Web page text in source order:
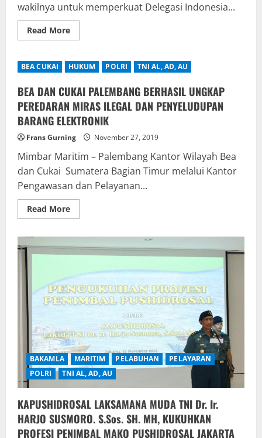
wakilnya untuk memperkuat Delegasi Indonesia...
Read MoreRead
more
PERKUAT
DELEGASI
DALAM
SIDANG
MAJELIS
IMO
KE-
31
DI
LONDON
BEA CUKAI HUKUM POLRI TNI AL, AD, AU
BEA DAN CUKAI PALEMBANG BERHASIL UNGKAP
PEREDARAN MIRAS ILEGAL DAN PENYELUDUPAN
BARANG ELEKTRONIK
Frans Gurning November 27, 2019
Mimbar Maritim – Palembang Kantor Wilayah Bea
dan Cukai Sumatera Bagian Timur melalui Kantor
Pengawasan dan Pelayanan...
Read MoreRead
more
CUKAI
PALEMBANG
UNGKAP
PEREDARAN
MIRAS
ILEGAL
DAN
PENYELUDUPAN
BARANG
ELEKTRONIK
BAKAMLA MARITIM PELABUHAN
PELAYARAN
POLRI
TNI AL, AD, AU
KAPUSHIDROSAL LAKSAMANA MUDA TNI Dr. Ir.
HARJO SUSMORO. S.Sos. SH. MH, KUKUHKAN
PROFESI PENIMBAL MAKO PUSHIDROSAL JAKARTA